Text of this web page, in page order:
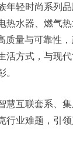
年轻时尚系列
热水器、燃气
质量与可靠性
活方式，与现
。
慧互联套系、
行业难题，引领